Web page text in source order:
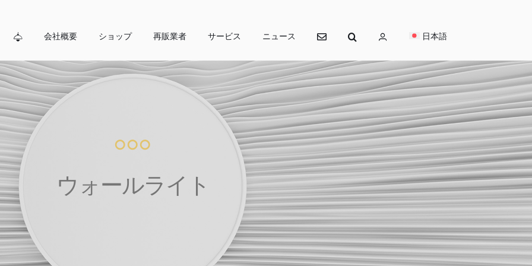
会社概要 ショップ 再販業者 サービス ニュース 日本語
°°°
ウォールライト